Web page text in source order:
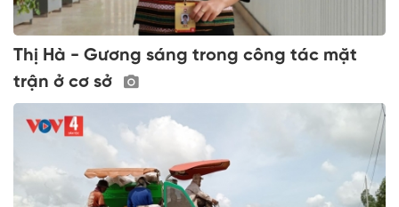
Thị Hà - Gương sáng trong công tác mặt
trận ở cơ sở